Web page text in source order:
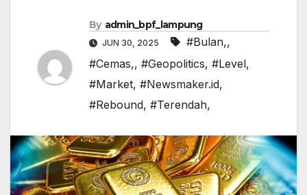
By admin_bpf_lampung
JUN 30, 2025 #Bulan,,
#Cemas,, #Geopolitics, #Level,
#Market, #Newsmaker.id,
#Rebound, #Terendah,